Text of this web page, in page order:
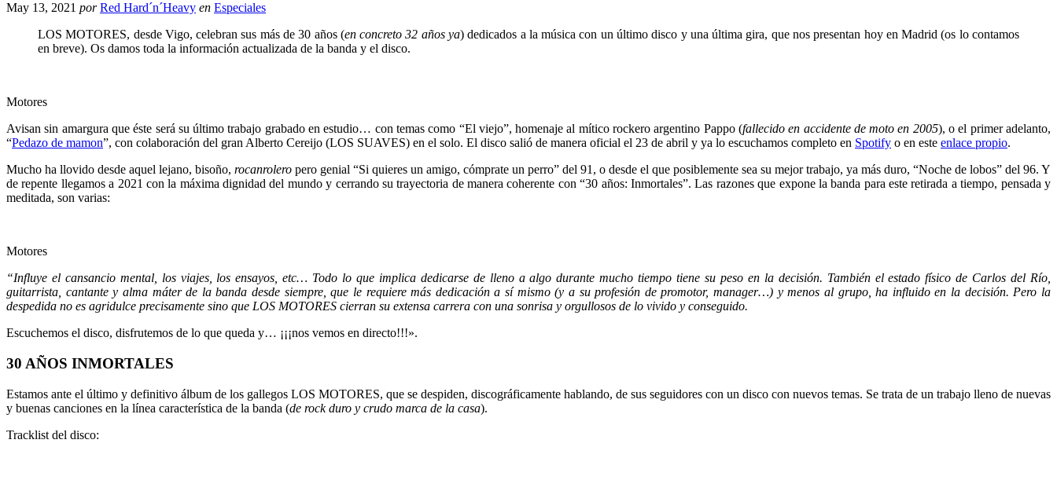
May 13, 2021 por Red Hard´n´Heavy en Especiales
LOS MOTORES, desde Vigo, celebran sus más de 30 años (en concreto 32 años ya) dedicados a la música con un último disco y una última gira, que nos presentan hoy en Madrid (os lo contamos
en breve). Os damos toda la información actualizada de la banda y el disco.
Motores
Avisan sin amargura que éste será su último trabajo grabado en estudio… con temas como “El viejo”, homenaje al mítico rockero argentino Pappo (fallecido en accidente de moto en 2005), o el primer adelanto,
“Pedazo de mamon”, con colaboración del gran Alberto Cereijo (LOS SUAVES) en el solo. El disco salió de manera oficial el 23 de abril y ya lo escuchamos completo en Spotify o en este enlace propio.
Mucho ha llovido desde aquel lejano, bisoño, rocanrolero pero genial “Si quieres un amigo, cómprate un perro” del 91, o desde el que posiblemente sea su mejor trabajo, ya más duro, “Noche de lobos” del 96. Y
de repente llegamos a 2021 con la máxima dignidad del mundo y cerrando su trayectoria de manera coherente con “30 años: Inmortales”. Las razones que expone la banda para este retirada a tiempo, pensada y
meditada, son varias:
Motores
“Influye el cansancio mental, los viajes, los ensayos, etc… Todo lo que implica dedicarse de lleno a algo durante mucho tiempo tiene su peso en la decisión. También el estado físico de Carlos del Río,
guitarrista, cantante y alma máter de la banda desde siempre, que le requiere más dedicación a sí mismo (y a su profesión de promotor, manager…) y menos al grupo, ha influido en la decisión. Pero la
despedida no es agridulce precisamente sino que LOS MOTORES cierran su extensa carrera con una sonrisa y orgullosos de lo vivido y conseguido.
Escuchemos el disco, disfrutemos de lo que queda y… ¡¡¡nos vemos en directo!!!».
30 AÑOS INMORTALES
Estamos ante el último y definitivo álbum de los gallegos LOS MOTORES, que se despiden, discográficamente hablando, de sus seguidores con un disco con nuevos temas. Se trata de un trabajo lleno de nuevas
y buenas canciones en la línea característica de la banda (de rock duro y crudo marca de la casa).
Tracklist del disco: